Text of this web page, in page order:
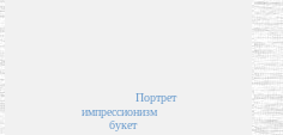
букет
импрессионизм
Портрет